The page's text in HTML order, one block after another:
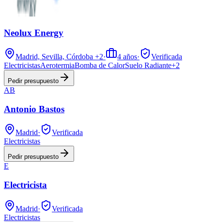
Neolux Energy
Madrid, Sevilla, Córdoba +2· 4 años·
Verificada
ElectricistasAerotermiaBomba de CalorSuelo Radiante+2
Pedir presupuesto
AB
Antonio Bastos
Madrid·
Verificada
Electricistas
Pedir presupuesto
E
Electricista
Madrid·
Verificada
Electricistas